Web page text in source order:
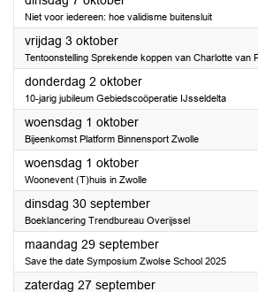
Niet voor iedereen: hoe validisme buitensluit
vrijdag 3 oktober2025
Tentoonstelling Sprekende koppen van Charlotte van
donderdag 2 oktober2025
10-jarig jubileum Gebiedscoöperatie IJsseldelta
woensdag 1 oktober2025
Bijeenkomst Platform Binnensport Zwolle
woensdag 1 oktober2025
Woonevent (T)huis in Zwolle
dinsdag 30 september2025
Boeklancering Trendbureau Overijssel
maandag 29 september2025
Save the date Symposium Zwolse School 2025
zaterdag 27 september2025